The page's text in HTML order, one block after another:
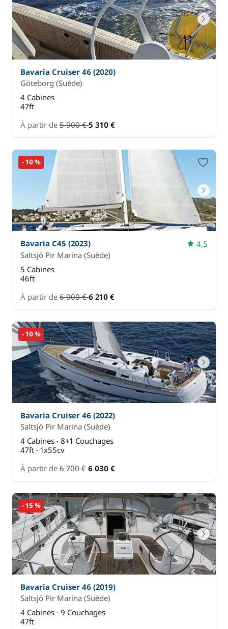
Bavaria Cruiser 46 (2020)
Göteborg (Suède)
4 Cabines
47ft
À partir de 5 900 €5 310 €
- 10 %
Bavaria C45 (2023)
4,5
Saltsjö Pir Marina (Suède)
5 Cabines
46ft
À partir de 6 900 €6 210 €
- 10 %
Bavaria Cruiser 46 (2022)
Saltsjö Pir Marina (Suède)
4 Cabines · 8+1 Couchages
47ft · 1x55cv
À partir de 6 700 €6 030 €
- 15 %
Bavaria Cruiser 46 (2019)
Saltsjö Pir Marina (Suède)
4 Cabines · 9 Couchages
47ft